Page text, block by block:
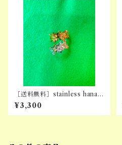
［送料無料］stainless hana r
ing
¥3,300